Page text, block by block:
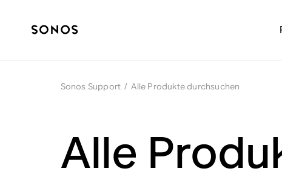
Sonos Support / Alle Produkte durchsuchen
Alle